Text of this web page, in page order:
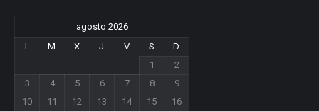
agosto 2026
L
M X J V S
D
1
2
3
4 5 6 7 8
9
10
11 12 13 14 15
16